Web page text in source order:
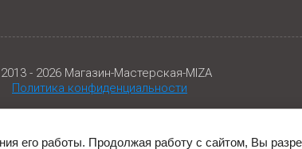
- 2026 Магазин-Мастерская-MIZA
Политика конфиденциальности
его работы. Продолжая работу с сайтом, Вы